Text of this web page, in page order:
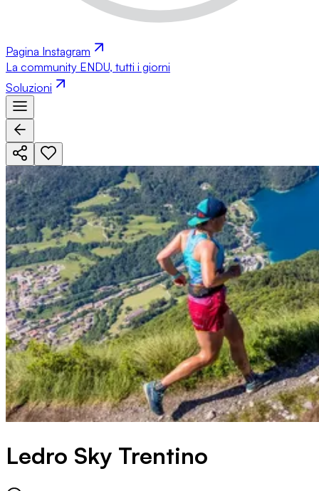
Pagina Instagram
La community ENDU, tutti i giorni
Soluzioni
Ledro Sky Trentino